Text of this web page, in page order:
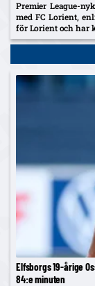
Premier League-
med FC Lorient,
för Lorient och har
Elfsborgs 19-årige
84:e minuten